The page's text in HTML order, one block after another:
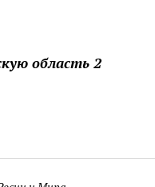
область 2